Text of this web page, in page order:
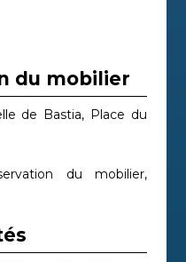
du mobilier
de Bastia, Place du
du mobilier,